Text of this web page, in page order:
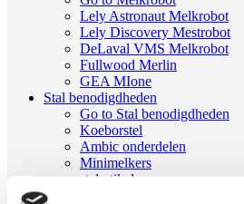
Lely Astronaut Melkrobot
Lely Discovery Mestrobot
DeLaval VMS Melkrobot
Fullwood Merlin
GEA MIone
Stal benodigdheden
Go to Stal benodigdheden
Koeborstel
Ambic onderdelen
Minimelkers
stalartikelen
Skelex